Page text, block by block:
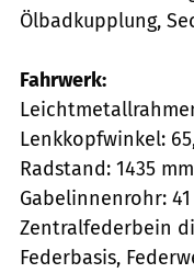
Ölbadkupplung,
Fahrwerk:
Lenkkopfwinkel:
Radstand: 1435
Gabelinnenrohr:
Zentralfederbein
Federbasis,